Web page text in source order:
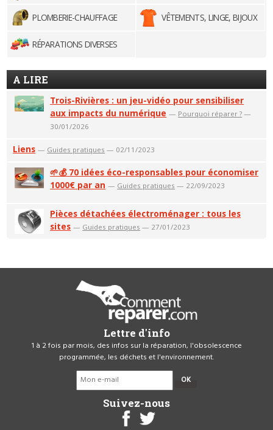
PLOMBERIE-CHAUFFAGE VÊTEMENTS, LINGE, BIJOUX
RÉPARATIONS DIVERSES
A LIRE
Trois-Rivières : un jeu-vidéo pour sensibiliser
aux impacts du numérique — Pourquoi réparer ? —
30/01/2026
Liens — Guides pratiques — 02/11/2023
🌱💰 70 idées éco-responsables pour économiser
1000€ par an — Guides pratiques — 22/09/2023
Pièces détachées électroménager : tous les
sites — Guides pratiques — 27/01/2023
Lettre d'info
1 à 2 fois par mois, des infos sur la réparation, l'obsolescence
programmée, les déchets et l'environnement.
OK
Suivez-nous